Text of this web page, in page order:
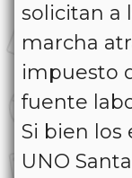
solicitan a
marcha
impuesto
fuente
Si bien los
UNO